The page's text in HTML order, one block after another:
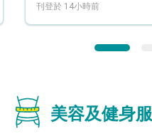
刊登於 14小時前
美容及健身